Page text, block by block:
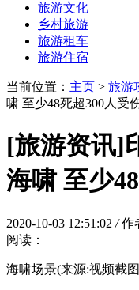
旅游文化
乡村旅游
旅游租车
旅游住宿
当前位置： 主页 > 旅游
啸 至少48死超300人受
[旅游资讯]
海啸 至少
2020-10-03 12:51:02 / 作
阅读：
海啸场景(来源:视频截